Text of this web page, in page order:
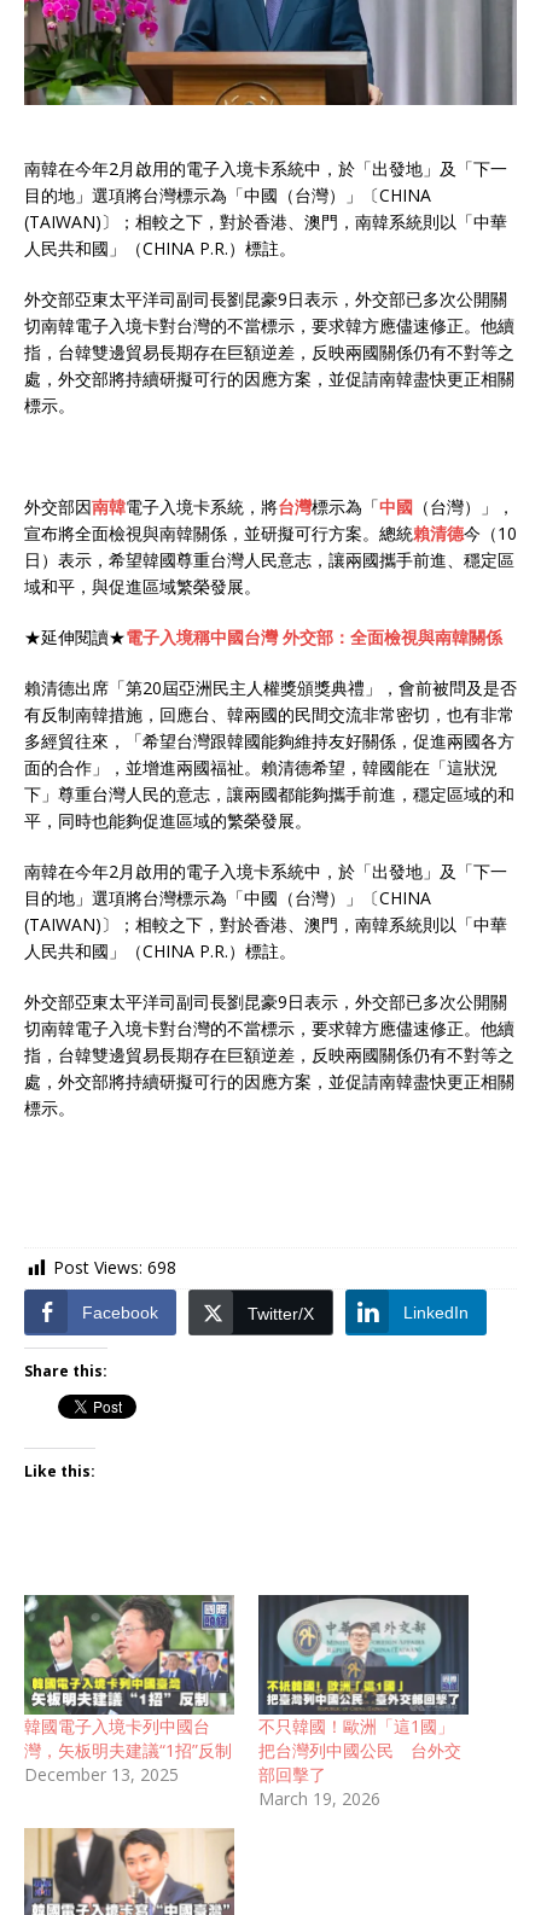
南韓在今年2月啟用的電子入境卡系統中，於「出發地」及「下一
目的地」選項將台灣標示為「中國（台灣）」〔CHINA
(TAIWAN)〕；相較之下，對於香港、澳門，南韓系統則以「中華
人民共和國」（CHINA P.R.）標註。
外交部亞東太平洋司副司長劉昆豪9日表示，外交部已多次公開關
切南韓電子入境卡對台灣的不當標示，要求韓方應儘速修正。他續
指，台韓雙邊貿易長期存在巨額逆差，反映兩國關係仍有不對等之
處，外交部將持續研擬可行的因應方案，並促請南韓盡快更正相關
標示。
外交部因南韓電子入境卡系統，將台灣標示為「中國 （台灣）」，
宣布將全面檢視與南韓關係，並研擬可行方案。總統賴清德今（10
日）表示，希望韓國尊重台灣人民意志，讓兩國攜手前進、穩定區
域和平，與促進區域繁榮發展。
★延伸閱讀★電子入境稱中國台灣 外交部：全面檢視與南韓關係
賴清德出席「第20屆亞洲民主人權獎頒獎典禮」，會前被問及是否
有反制南韓措施，回應台、韓兩國的民間交流非常密切，也有非常
多經貿往來，「希望台灣跟韓國能夠維持友好關係，促進兩國各方
面的合作」，並增進兩國福祉。賴清德希望，韓國能在「這狀況
下」尊重台灣人民的意志，讓兩國都能夠攜手前進，穩定區域的和
平，同時也能夠促進區域的繁榮發展。
南韓在今年2月啟用的電子入境卡系統中，於「出發地」及「下一
目的地」選項將台灣標示為「中國（台灣）」〔CHINA
(TAIWAN)〕；相較之下，對於香港、澳門，南韓系統則以「中華
人民共和國」（CHINA P.R.）標註。
外交部亞東太平洋司副司長劉昆豪9日表示，外交部已多次公開關
切南韓電子入境卡對台灣的不當標示，要求韓方應儘速修正。他續
指，台韓雙邊貿易長期存在巨額逆差，反映兩國關係仍有不對等之
處，外交部將持續研擬可行的因應方案，並促請南韓盡快更正相關
標示。
Post Views: 698
Facebook Twitter/X LinkedIn
Share this:
Like this:
韓國電子入境卡列中國台
灣，矢板明夫建議“1招”反制
December 13, 2025
不只韓國！歐洲「這1國」
把台灣列中國公民 台外交
部回擊了
March 19, 2026